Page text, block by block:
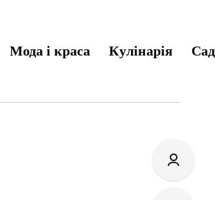
Мода і краса Кулінарія